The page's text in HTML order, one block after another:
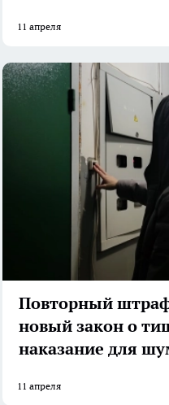
11 апреля
Повторный
новый закон о
наказание для
11 апреля